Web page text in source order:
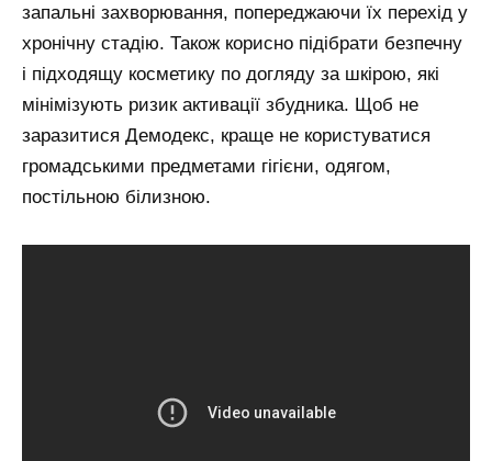
запальні захворювання, попереджаючи їх перехід у
хронічну стадію. Також корисно підібрати безпечну
і підходящу косметику по догляду за шкірою, які
мінімізують ризик активації збудника. Щоб не
заразитися Демодекс, краще не користуватися
громадськими предметами гігієни, одягом,
постільною білизною.